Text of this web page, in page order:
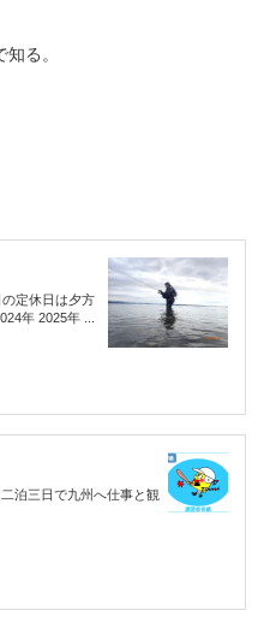
る。
定休日は夕方
年 2025年 ...
泊三日で九州へ仕事と観